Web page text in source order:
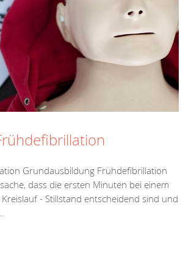
Grundausbildung Frühdefibrillation
dass die ersten Minuten bei einem
- Stillstand entscheidend sind und